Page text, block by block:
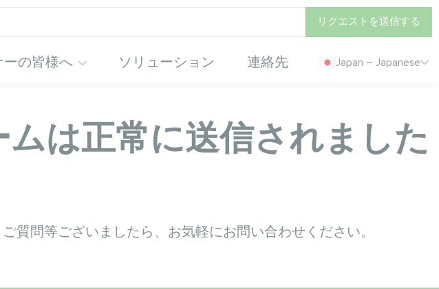
リクエストを送信する
ーの皆様へ ソリューション 連絡先 Japan – Japanese
は正常に送信されました
質問等ございましたら、お気軽にお問い合わせください。